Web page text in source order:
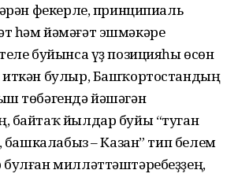
фекерле, принципиаль
һәм йәмәғәт эшмәкәре
буйынса үҙ позицияһы өсөн
булыр, Башҡортостандың
төбәгендә йәшәгән
байтаҡ йылдар буйы “туган
башкалабыз – Казан” тип белем
милләттәштәребеҙҙең,